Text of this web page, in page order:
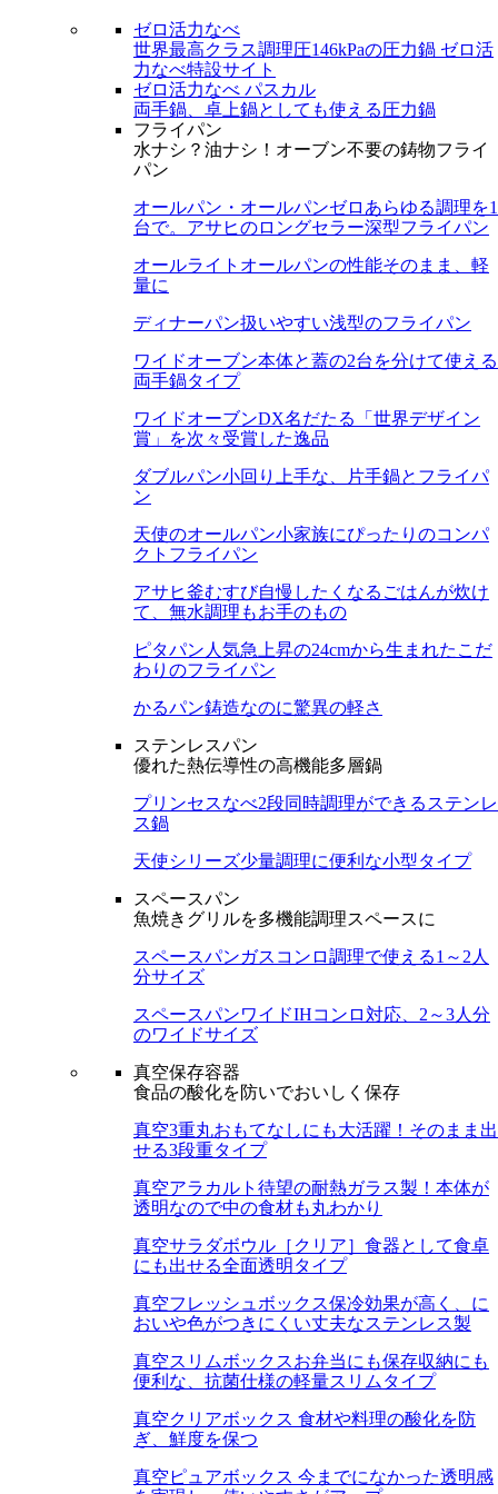
ゼロ活力なべ
世界最高クラス調理圧146kPaの圧力鍋 ゼロ活
力なべ特設サイト
ゼロ活力なべ パスカル
両手鍋、卓上鍋としても使える圧力鍋
フライパン
水ナシ？油ナシ！オーブン不要の鋳物フライ
パン
オールパン・オールパンゼロ あらゆる調理を1
台で。アサヒのロングセラー深型フライパン
オールライト オールパンの性能そのまま、軽
量に
ディナーパン扱いやすい浅型のフライパン
ワイドオーブン本体と蓋の2台を分けて使える
両手鍋タイプ
ワイドオーブンDX名だたる「世界デザイン
賞」を次々受賞した逸品
ダブルパン小回り上手な、片手鍋とフライパ
ン
天使のオールパン小家族にぴったりのコンパ
クトフライパン
アサヒ釜むすび自慢したくなるごはんが炊け
て、無水調理もお手のもの
ピタパン 人気急上昇の24cmから生まれたこだ
わりのフライパン
かるパン鋳造なのに驚異の軽さ
ステンレスパン
優れた熱伝導性の高機能多層鍋
プリンセスなべ2段同時調理ができるステンレ
ス鍋
天使シリーズ少量調理に便利な小型タイプ
スペースパン
魚焼きグリルを多機能調理スペースに
スペースパンガスコンロ調理で使える1～2人
分サイズ
スペースパンワイドIHコンロ対応、2～3人分
のワイドサイズ
真空保存容器
食品の酸化を防いでおいしく保存
真空3重丸おもてなしにも大活躍！そのまま出
せる3段重タイプ
真空アラカルト 待望の耐熱ガラス製！本体が
透明なので中の食材も丸わかり
真空サラダボウル［クリア］ 食器として食卓
にも出せる全面透明タイプ
真空フレッシュボックス保冷効果が高く、に
おいや色がつきにくい丈夫なステンレス製
真空スリムボックスお弁当にも保存収納にも
便利な、抗菌仕様の軽量スリムタイプ
真空クリアボックス 食材や料理の酸化を防
ぎ、鮮度を保つ
真空ピュアボックス 今までになかった透明感